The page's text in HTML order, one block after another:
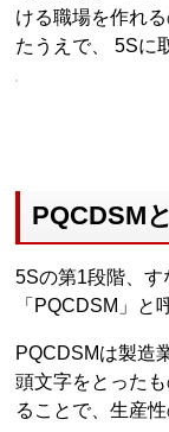
ける職場を作れ
たうえで、 5Sに
PQCDSM
5Sの第1段階、
「PQCDSM」と
PQCDSMは製造
頭文字をとった
ることで、生産